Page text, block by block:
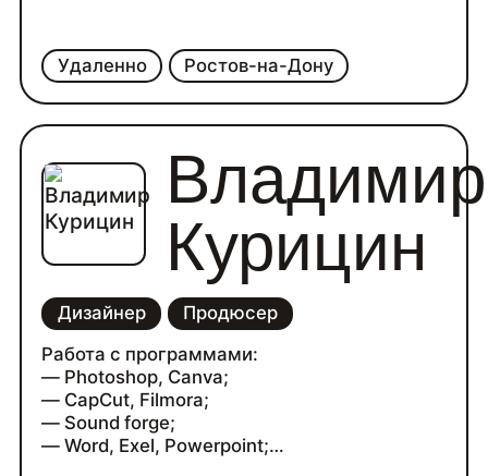
Удаленно Ростов-на-Дону
Владимир
Курицин
Дизайнер
Продюсер
Работа с программами:
— Photoshop, Canva;
— CapCut, Filmora;
— Sound forge;
— Word, Exel, Powerpoint;